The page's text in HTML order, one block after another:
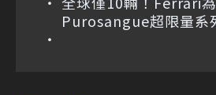
Purosangue超限量系